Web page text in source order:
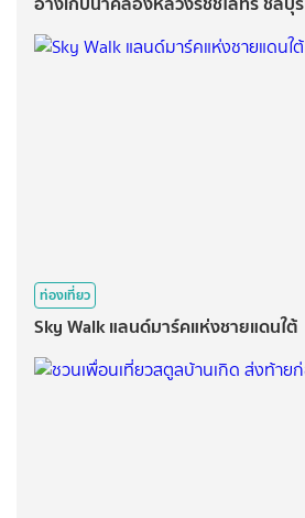
ท่องเที่ยว
Sky Walk แลนด์มาร์คแห่งชายแดนใต้